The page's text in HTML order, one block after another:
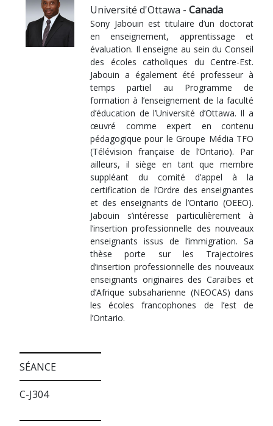
Université d'Ottawa - Canada
Sony Jabouin est titulaire d’un doctorat
en enseignement, apprentissage et
évaluation. Il enseigne au sein du Conseil
des écoles catholiques du Centre-Est.
Jabouin a également été professeur à
temps partiel au Programme de
formation à l’enseignement de la faculté
d’éducation de l’Université d’Ottawa. Il a
œuvré comme expert en contenu
pédagogique pour le Groupe Média TFO
(Télévision française de l’Ontario). Par
ailleurs, il siège en tant que membre
suppléant du comité d’appel à la
certification de l’Ordre des enseignantes
et des enseignants de l’Ontario (OEEO).
Jabouin s’intéresse particulièrement à
l’insertion professionnelle des nouveaux
enseignants issus de l’immigration. Sa
thèse porte sur les Trajectoires
d’insertion professionnelle des nouveaux
enseignants originaires des Caraïbes et
d’Afrique subsaharienne (NEOCAS) dans
les écoles francophones de l’est de
l’Ontario.
SÉANCE
C-J304